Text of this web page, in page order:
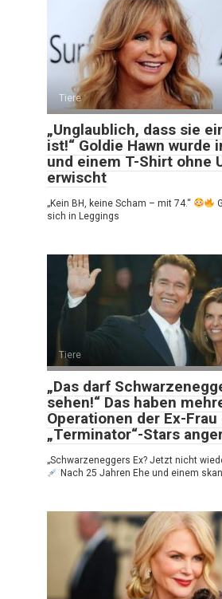
Tiere
„Unglaublich, dass sie
ist!“ Goldie Hawn wurde
und einem T-Shirt ohne
erwischt
„Kein BH, keine Scham – mit 74.“
sich in Leggings
Tiere
„Das darf
sehen!“ Das haben
Operationen der Ex-Frau
„Terminator“-Stars
„Schwarzeneggers Ex? Jetzt nicht
Nach 25 Jahren Ehe und einem